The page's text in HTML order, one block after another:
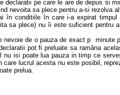
declaratii pe care le are de depus si
nevoita sa plece pentru a-si rezolva
în conditiile în care i-a expirat
sa plece) nu îi este suficient pentru
nevoie de o pauza de exact p minute
pot fi preluate sa ramâna
nu isi poate lua pauza in timp ce
care lucrul acesta nu este posibil,
prelua.